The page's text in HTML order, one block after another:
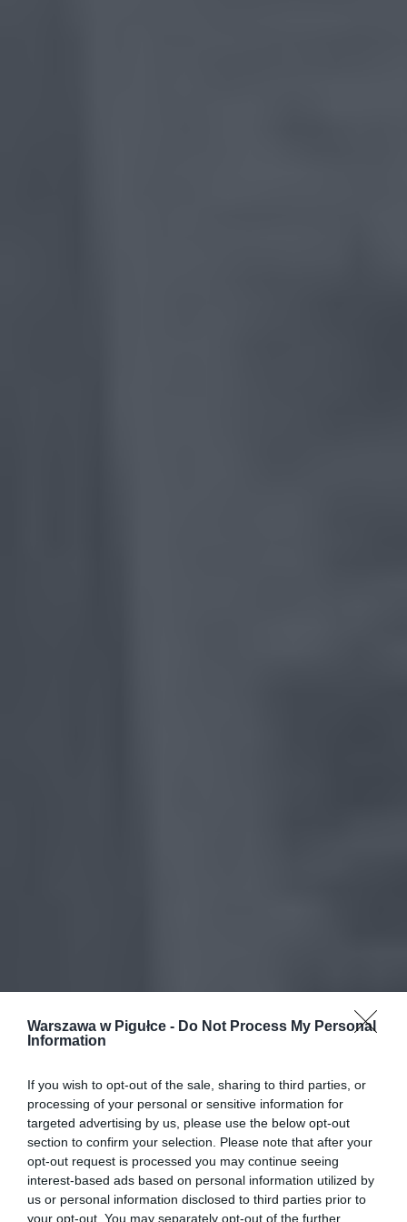
Warszawa w Pigułce - Do Not Process My Personal
Information
If you wish to opt-out of the sale, sharing to third parties, or
processing of your personal or sensitive information for
targeted advertising by us, please use the below opt-out
section to confirm your selection. Please note that after your
opt-out request is processed you may continue seeing
interest-based ads based on personal information utilized by
us or personal information disclosed to third parties prior to
your opt-out. You may separately opt-out of the further